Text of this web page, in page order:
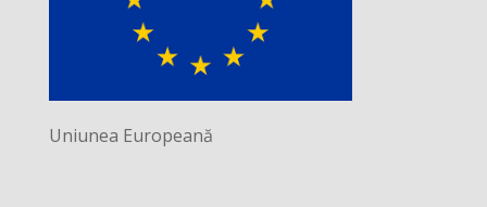
Uniunea Europeană